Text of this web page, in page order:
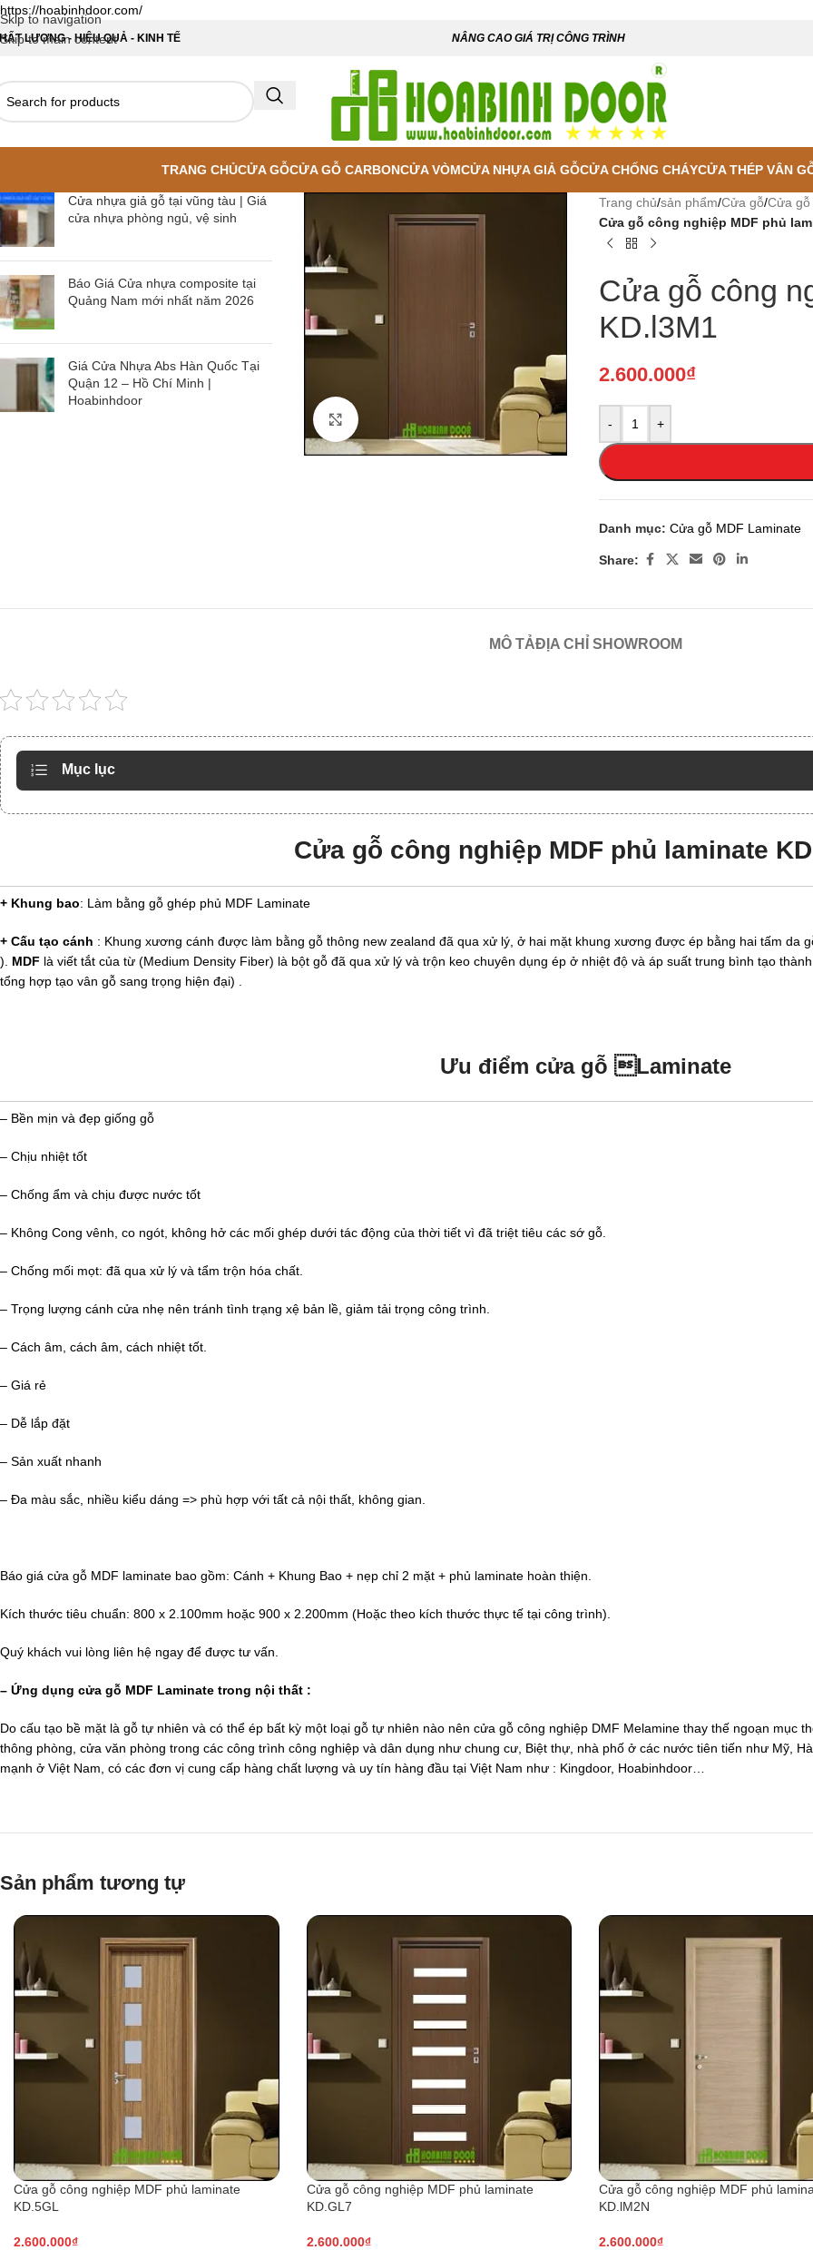
https://hoabinhdoor.com/
Skip to navigation
Skip to main content
LƯỢNG - HIỆU QUẢ - KINH TẾ NÂNG CAO GIÁ TRỊ CÔNG TRÌNH
TRANG CHỦCỬA GỖCỬA GỖ CARBONCỬA VÒMCỬA NHỰA GIẢ GỖCỬA CHỐNG CHÁYCỬA THÉP VÂN
Cửa nhựa giả gỗ tại vũng tàu | Giá
cửa nhựa phòng ngủ, vệ sinh
Báo Giá Cửa nhựa composite tại
Quảng Nam mới nhất năm 2026
Giá Cửa Nhựa Abs Hàn Quốc Tại
Quận 12 – Hồ Chí Minh |
Hoabinhdoor
Trang chủ/sản phẩm/Cửa gỗ/Cửa gỗ
Cửa gỗ công nghiệp MDF phủ
Cửa gỗ công
KD.l3M1
2.600.000₫
- +
Danh mục: Cửa gỗ MDF Laminate
Share:
MÔ TẢĐỊA CHỈ SHOWROOM
Mục lục
Cửa gỗ công nghiệp MDF phủ laminate
+ Khung bao: Làm bằng gỗ ghép phủ MDF Laminate
+ Cấu tạo cánh : Khung xương cánh được làm bằng gỗ thông new zealand đã qua xử lý, ở hai mặt khung xương được ép bằng hai tấm da
). MDF là viết tắt của từ (Medium Density Fiber) là bột gỗ đã qua xử lý và trộn keo chuyên dụng ép ở nhiệt độ và áp suất trung bình tạo
tổng hợp tạo vân gỗ sang trọng hiện đại) .
Ưu điểm cửa gỗ Laminate
– Bền mịn và đẹp giống gỗ
– Chịu nhiệt tốt
– Chống ẩm và chịu được nước tốt
– Không Cong vênh, co ngót, không hở các mối ghép dưới tác động của thời tiết vì đã triệt tiêu các sớ gỗ.
– Chống mối mọt: đã qua xử lý và tẩm trộn hóa chất.
– Trọng lượng cánh cửa nhẹ nên tránh tình trạng xệ bản lề, giảm tải trọng công trình.
– Cách âm, cách âm, cách nhiệt tốt.
– Giá rẻ
– Dễ lắp đặt
– Sản xuất nhanh
– Đa màu sắc, nhiều kiểu dáng => phù hợp với tất cả nội thất, không gian.
Báo giá cửa gỗ MDF laminate bao gồm: Cánh + Khung Bao + nẹp chỉ 2 mặt + phủ laminate hoàn thiện.
Kích thước tiêu chuẩn: 800 x 2.100mm hoặc 900 x 2.200mm (Hoặc theo kích thước thực tế tại công trình).
Quý khách vui lòng liên hệ ngay để được tư vấn.
– Ứng dụng cửa gỗ MDF Laminate trong nội thất :
Do cấu tạo bề mặt là gỗ tự nhiên và có thể ép bất kỳ một loại gỗ tự nhiên nào nên cửa gỗ công nghiệp DMF Melamine thay thế ngoạn mục
thông phòng, cửa văn phòng trong các công trình công nghiệp và dân dụng như chung cư, Biệt thự, nhà phố ở các nước tiên tiến như Mỹ,
mạnh ở Việt Nam, có các đơn vị cung cấp hàng chất lượng và uy tín hàng đầu tại Việt Nam như : Kingdoor, Hoabinhdoor…
Sản phẩm tương tự
Cửa gỗ công nghiệp MDF phủ laminate
KD.5GL
2.600.000₫
Cửa gỗ công nghiệp MDF phủ laminate
KD.GL7
2.600.000₫
Cửa gỗ công nghiệp MDF phủ
KD.lM2N
2.600.000₫